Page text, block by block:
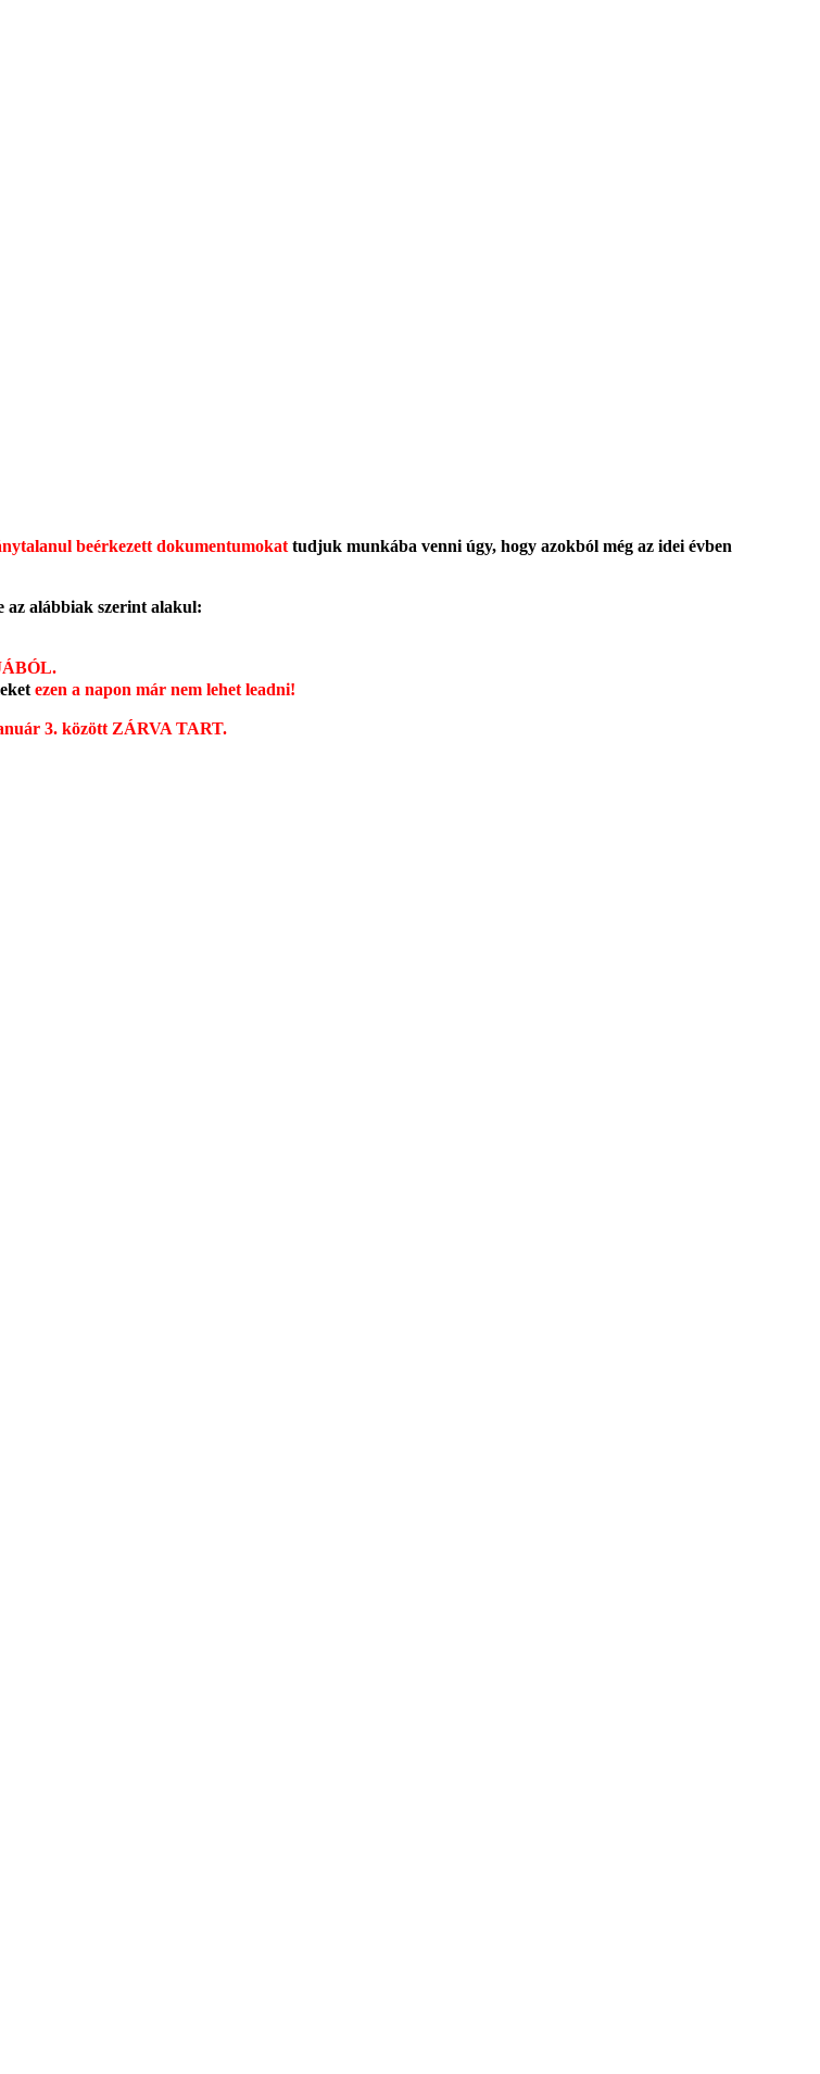
beérkezett dokumentumokat tudjuk munkába venni úgy, hogy azokból még az idei évben
az alábbiak szerint alakul:
ezen a napon már nem lehet leadni!
3. között ZÁRVA TART.